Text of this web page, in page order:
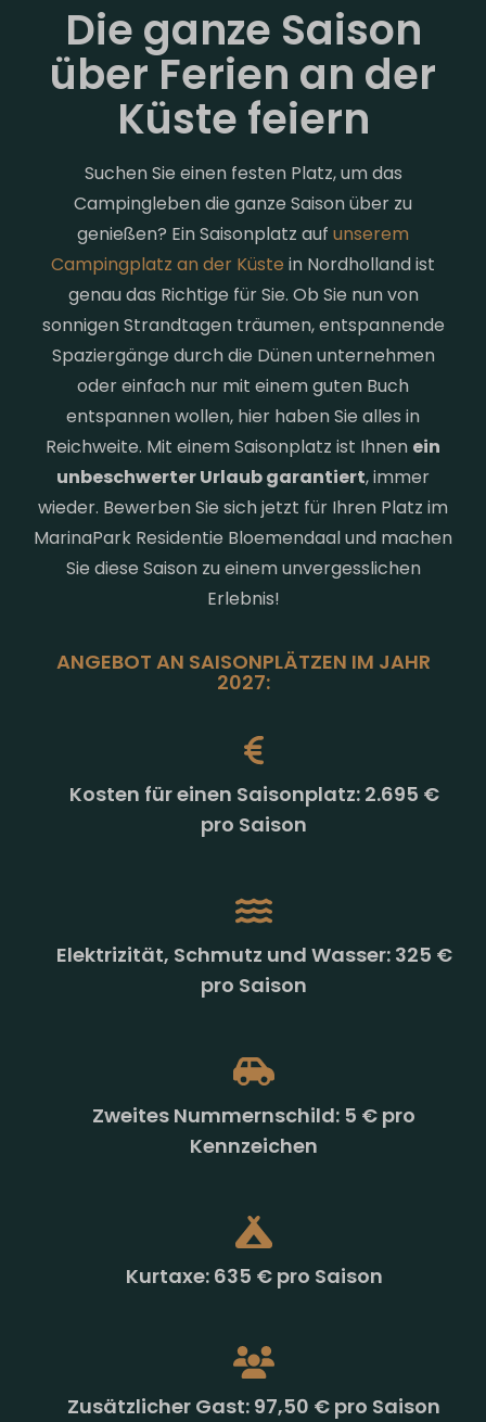
Die ganze Saison
über Ferien an der
Küste feiern
Suchen Sie einen festen Platz, um das
Campingleben die ganze Saison über zu
genießen? Ein Saisonplatz auf unserem
Campingplatz an der Küste in Nordholland ist
genau das Richtige für Sie. Ob Sie nun von
sonnigen Strandtagen träumen, entspannende
Spaziergänge durch die Dünen unternehmen
oder einfach nur mit einem guten Buch
entspannen wollen, hier haben Sie alles in
Reichweite. Mit einem Saisonplatz ist Ihnen ein
unbeschwerter Urlaub garantiert, immer
wieder. Bewerben Sie sich jetzt für Ihren Platz im
MarinaPark Residentie Bloemendaal und machen
Sie diese Saison zu einem unvergesslichen
Erlebnis!
ANGEBOT AN SAISONPLÄTZEN IM JAHR
2027:
Kosten für einen Saisonplatz: 2.695 €
pro Saison
Elektrizität, Schmutz und Wasser: 325 €
pro Saison
Zweites Nummernschild: 5 € pro
Kennzeichen
Kurtaxe: 635 € pro Saison
Zusätzlicher Gast: 97,50 € pro Saison